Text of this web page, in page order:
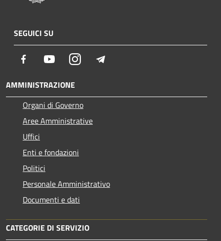
SEGUICI SU
Facebook YoutubeInstagram
AMMINISTRAZIONE
Organi di Governo
Aree Amministrative
Uffici
Enti e fondazioni
Politici
Personale Amministrativo
Documenti e dati
CATEGORIE DI SERVIZIO